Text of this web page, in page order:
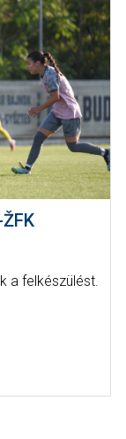
a felkészülést.